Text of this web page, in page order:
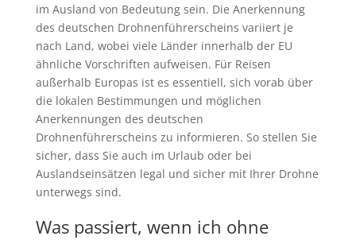
im Ausland von Bedeutung sein. Die Anerkennung
des deutschen Drohnenführerscheins variiert je
nach Land, wobei viele Länder innerhalb der EU
ähnliche Vorschriften aufweisen. Für Reisen
außerhalb Europas ist es essentiell, sich vorab über
die lokalen Bestimmungen und möglichen
Anerkennungen des deutschen
Drohnenführerscheins zu informieren. So stellen Sie
sicher, dass Sie auch im Urlaub oder bei
Auslandseinsätzen legal und sicher mit Ihrer Drohne
unterwegs sind.
Was passiert, wenn ich ohne